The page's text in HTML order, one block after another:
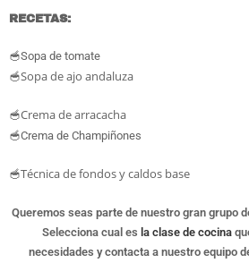
RECETAS:
🥣Sopa de tomate
🥣Sopa de ajo andaluza
🥣Crema de arracacha
🥣Crema de Champiñones
🥣Técnica de fondos y caldos base
Queremos seas parte de nuestro gran grupo
Selecciona cual es la clase de cocina
necesidades y contacta a nuestro equipo